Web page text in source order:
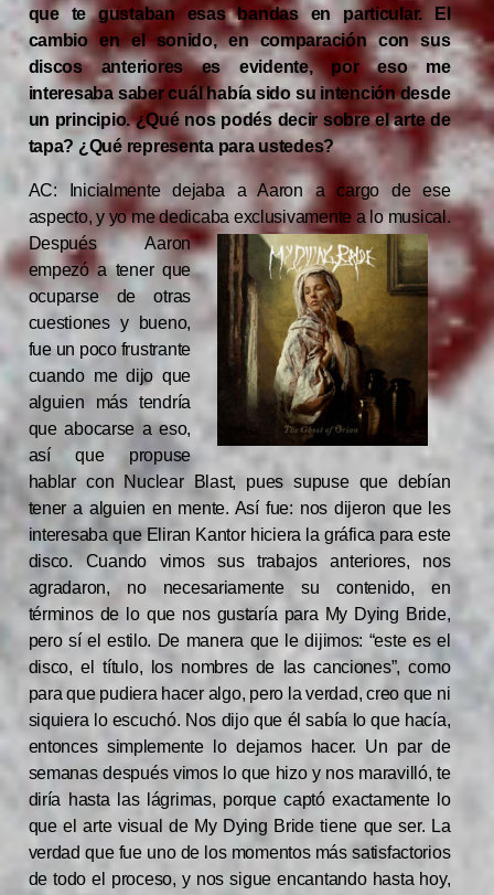
que te gustaban esas bandas en particular. El
cambio en el sonido, en comparación con sus
discos anteriores es evidente, por eso me
interesaba saber cuál había sido su intención desde
un principio. ¿Qué nos podés decir sobre el arte de
tapa? ¿Qué representa para ustedes?
AC: Inicialmente dejaba a Aaron a cargo de ese
aspecto, y yo me dedicaba exclusivamente a lo musical.
DespuésAaron
empezó a tener que
ocuparse de otras
cuestiones y bueno,
fue un poco frustrante
cuando me dijo que
alguien más tendría
que abocarse a eso,
así que propuse
hablar con Nuclear Blast, pues supuse que debían
tener a alguien en mente. Así fue: nos dijeron que les
interesaba que Eliran Kantor hiciera la gráfica para este
disco. Cuando vimos sus trabajos anteriores, nos
agradaron, no necesariamente su contenido, en
términos de lo que nos gustaría para My Dying Bride,
pero sí el estilo. De manera que le dijimos: “este es el
disco, el título, los nombres de las canciones”, como
para que pudiera hacer algo, pero la verdad, creo que ni
siquiera lo escuchó. Nos dijo que él sabía lo que hacía,
entonces simplemente lo dejamos hacer. Un par de
semanas después vimos lo que hizo y nos maravilló, te
diría hasta las lágrimas, porque captó exactamente lo
que el arte visual de My Dying Bride tiene que ser. La
verdad que fue uno de los momentos más satisfactorios
de todo el proceso, y nos sigue encantando hasta hoy,